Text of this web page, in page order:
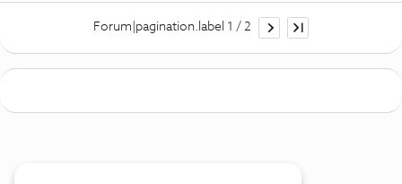
Forum|pagination.label 1 / 2